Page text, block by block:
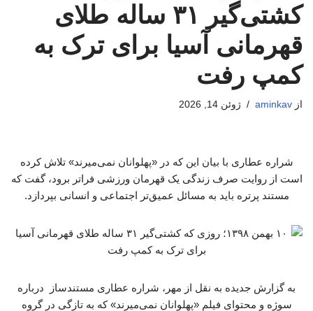
کشتی‌گیر ۳۱ ساله طلای
قهرمانی آسیا برای ترک به
کمپ رفت
از aminkav ژوئن 14, 2026
شراره عطاری با بیان این که در «پهلوانان نمی‌میرند» تلاش کرده
است از روایت صرف زندگی یک قهرمان ورزشی فراتر برود، گفت که
مستند پرتره باید به مسائل عمیق‌تر اجتماعی و انسانی بپردازد.
به گزارش جدیده به نقل از مهر، شراره عطاری مستندساز درباره
سوژه و محتوای فیلم «پهلوانان نمی‌میرند» که به تازگی در گروه